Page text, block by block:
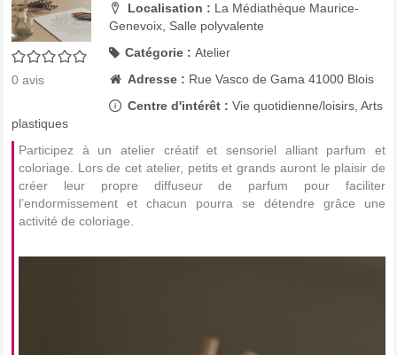
0/5
0 avis
Localisation : La Médiathèque Maurice-
Genevoix, Salle polyvalente
Catégorie : Atelier
Adresse : Rue Vasco de Gama 41000 Blois
Centre d'intérêt : Vie quotidienne/loisirs, Arts
plastiques
Participez à un atelier créatif et sensoriel alliant parfum et
coloriage. Lors de cet atelier, petits et grands auront le plaisir de
créer leur propre diffuseur de parfum pour faciliter
l’endormissement et chacun pourra se détendre grâce une
activité de coloriage.